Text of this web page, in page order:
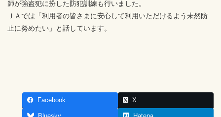
師が強盗犯に扮した防犯訓練も行いました。
ＪＡでは「利用者の皆さまに安心して利用いただけるよう未然防
止に努めたい」と話しています。
Facebook X